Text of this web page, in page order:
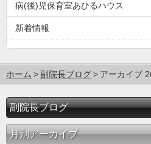
病(後)児保育室あひるハウス
新着情報
ホーム 副院長ブログ アーカイブ
副院長ブログ
月別アーカイブ